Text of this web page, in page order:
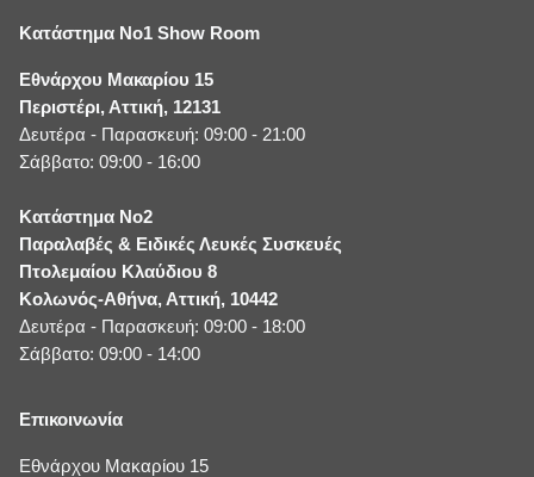
Κατάστημα No1 Show Room
Εθνάρχου Μακαρίου 15
Περιστέρι, Αττική, 12131
Δευτέρα - Παρασκευή: 09:00 - 21:00
Σάββατο: 09:00 - 16:00
Κατάστημα No2
Παραλαβές & Ειδικές Λευκές Συσκευές
Πτολεμαίου Κλαύδιου 8
Κολωνός-Αθήνα, Αττική, 10442
Δευτέρα - Παρασκευή: 09:00 - 18:00
Σάββατο: 09:00 - 14:00
Επικοινωνία
Εθνάρχου Μακαρίου 15